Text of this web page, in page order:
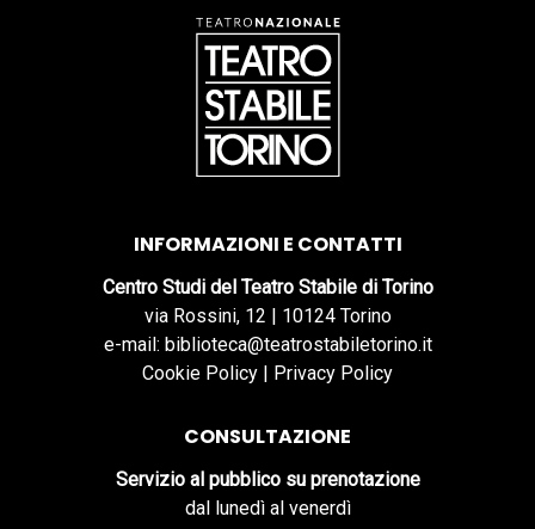
INFORMAZIONI E CONTATTI
Centro Studi del Teatro Stabile di Torino
via Rossini, 12 | 10124 Torino
e-mail: biblioteca@teatrostabiletorino.it
Cookie Policy | Privacy Policy
CONSULTAZIONE
Servizio al pubblico su prenotazione
dal lunedì al venerdì